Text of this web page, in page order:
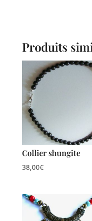
Produits
Collier shungite
38,00€